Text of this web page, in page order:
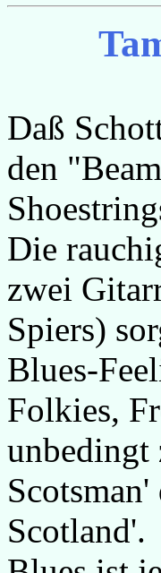
Daß
den
Die
zwei
Spiers)
Blues-
Folkies,
unbedingt
Scotland'.